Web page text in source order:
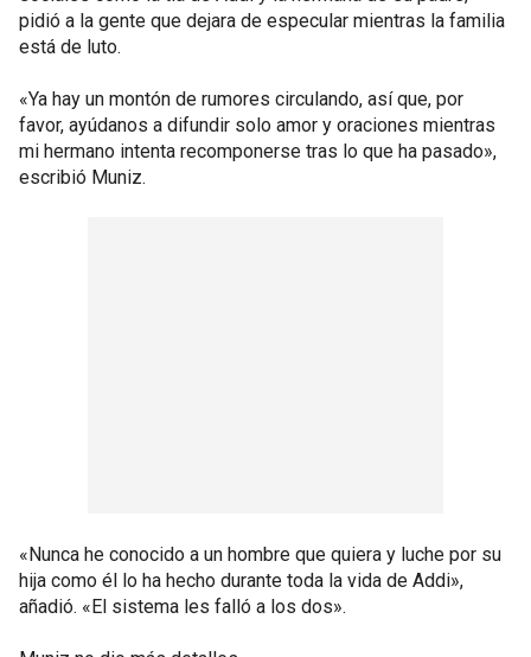
pidió a la gente que dejara de especular mientras la familia
está de luto.
«Ya hay un montón de rumores circulando, así que, por
favor, ayúdanos a difundir solo amor y oraciones mientras
mi hermano intenta recomponerse tras lo que ha pasado»,
escribió Muniz.
«Nunca he conocido a un hombre que quiera y luche por su
hija como él lo ha hecho durante toda la vida de Addi»,
añadió. «El sistema les falló a los dos».